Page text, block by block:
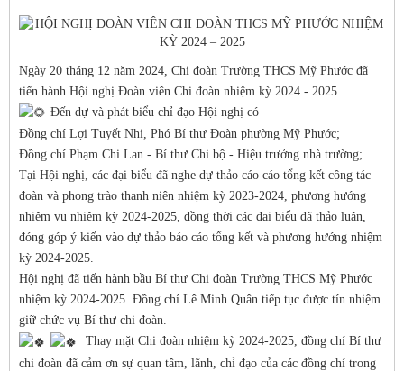
Ngày 20 tháng 12 năm 2024, Chi đoàn Trường THCS Mỹ Phước đã
tiến hành Hội nghị Đoàn viên Chi đoàn nhiệm kỳ 2024 - 2025.
Đến dự và phát biểu chỉ đạo Hội nghị có
Đồng chí Lợi Tuyết Nhi, Phó Bí thư Đoàn phường Mỹ Phước;
Đồng chí Phạm Chi Lan - Bí thư Chi bộ - Hiệu trưởng nhà trường;
Tại Hội nghị, các đại biểu đã nghe dự thảo cáo cáo tổng kết công tác
đoàn và phong trào thanh niên nhiệm kỳ 2023-2024, phương hướng
nhiệm vụ nhiệm kỳ 2024-2025, đồng thời các đại biểu đã thảo luận,
đóng góp ý kiến vào dự thảo báo cáo tổng kết và phương hướng nhiệm
kỳ 2024-2025.
Hội nghị đã tiến hành bầu Bí thư Chi đoàn Trường THCS Mỹ Phước
nhiệm kỳ 2024-2025. Đồng chí Lê Minh Quân tiếp tục được tín nhiệm
giữ chức vụ Bí thư chi đoàn.
Thay mặt Chi đoàn nhiệm kỳ 2024-2025, đồng chí Bí thư
chi đoàn đã cảm ơn sự quan tâm, lãnh, chỉ đạo của các đồng chí trong